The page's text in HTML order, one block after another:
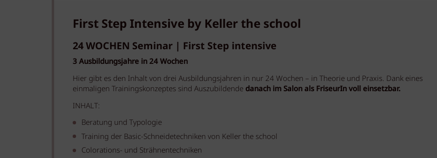
First Step Intensive by Keller the school
24 WOCHEN Seminar | First Step intensive
3 Ausbildungsjahre in 24 Wochen
Hier gibt es den Inhalt von drei Ausbildungsjahren in nur 24 Wochen – in Theorie und Praxis. Dank eines
einmaligen Trainingskonzeptes sind Auszubildende danach im Salon als FriseurIn voll einsetzbar.
INHALT:
Beratung und Typologie
Training der Basic-Schneidetechniken von Keller the school
Colorations- und Strähnentechniken